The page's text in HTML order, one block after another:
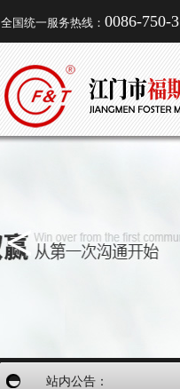
全国统一服务热线： 0086-750-
<
站内公告：